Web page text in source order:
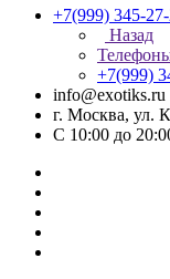
+7(999) 345-27-
Назад
+7(999)
info@exotiks.ru
г. Москва, ул.
С 10:00 до